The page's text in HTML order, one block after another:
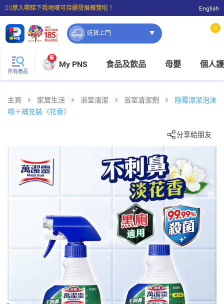
☝🏼㩒入嚟睇下我哋嘅可持續發展概覽啦！
⭐購物滿$399即享免費送貨；滿$100即可免費店取。
English
送貨上門
0
所有產品
新
My PNS 食品及飲品 母嬰 個人
主頁 家居生活 浴室清潔 浴室清潔劑
除霉漂潔泡沫
噴＋補充裝（花香）
分享給朋友